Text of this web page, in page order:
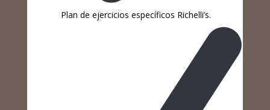
Plan de ejercicios específicos Richelli’s.